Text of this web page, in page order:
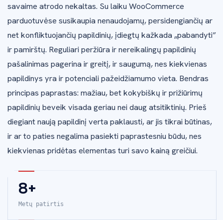
savaime atrodo nekaltas. Su laiku WooCommerce
parduotuvėse susikaupia nenaudojamų, persidengiančių ar
net konfliktuojančių papildinių, įdiegtų kažkada „pabandyti”
ir pamirštų. Reguliari peržiūra ir nereikalingų papildinių
pašalinimas pagerina ir greitį, ir saugumą, nes kiekvienas
papildinys yra ir potenciali pažeidžiamumo vieta. Bendras
principas paprastas: mažiau, bet kokybiškų ir prižiūrimų
papildinių beveik visada geriau nei daug atsitiktinių. Prieš
diegiant naują papildinį verta paklausti, ar jis tikrai būtinas,
ir ar to paties negalima pasiekti paprastesniu būdu, nes
kiekvienas pridėtas elementas turi savo kainą greičiui.
8+
Metų patirtis